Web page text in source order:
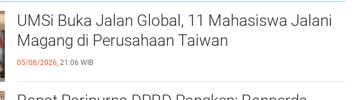
UMSi Buka Jalan Global, 11 Mahasiswa Jalani
Magang di Perusahaan Taiwan
05/08/2026, 21:06 WIB